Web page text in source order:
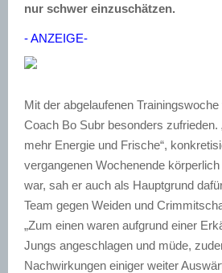
nur schwer einzuschätzen.
- ANZEIGE-
Mit der abgelaufenen
Coach Bo Subr besonders zufrieden.
mehr Energie und Frische“,
vergangenen Wochenende
war, sah er auch als Hauptgrund
Team gegen Weiden und
„Zum einen waren aufgrund einer
Jungs angeschlagen und müde,
Nachwirkungen einiger weiter